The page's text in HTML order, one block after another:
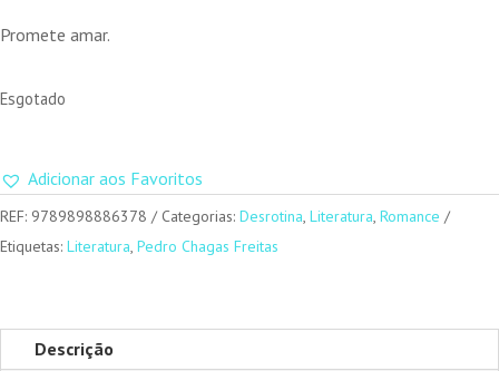
Promete amar.
Esgotado
Adicionar aos Favoritos
REF: 9789898886378 Categorias: Desrotina, Literatura, Romance
Etiquetas: Literatura, Pedro Chagas Freitas
Descrição